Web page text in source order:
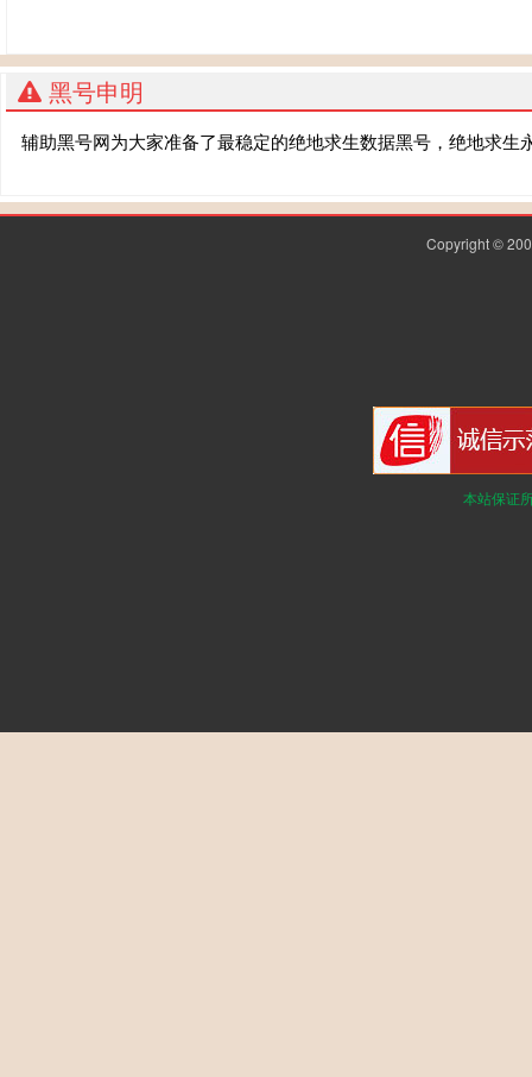
黑号申明
辅助黑号网为大家准备了最稳定的绝地求生数据黑号，绝地求
Copyright ©
本站保证